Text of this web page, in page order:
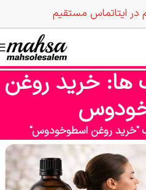
ایتاتماس مستقیم
ها: خرید روغن
"خرید روغن اسطوخودوس"